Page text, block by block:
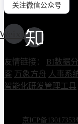
关注微信公众号
Weixin
友情链接： BI数据
客 万象方舟 人事系
智能化研发管理工具
京ICP备13017353